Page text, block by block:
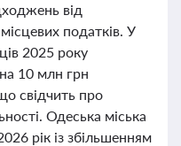
від
податків. У
2025 року
10 млн грн
свідчить про
Одеська міська
рік із збільшенням